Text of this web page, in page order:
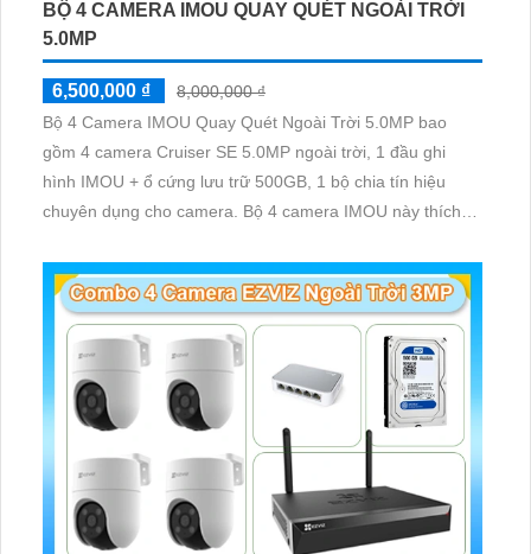
BỘ 4 CAMERA IMOU QUAY QUÉT NGOÀI TRỜI
5.0MP
6,500,000 ₫
8,000,000 ₫
Bộ 4 Camera IMOU Quay Quét Ngoài Trời 5.0MP bao
gồm 4 camera Cruiser SE 5.0MP ngoài trời, 1 đầu ghi
hình IMOU + ổ cứng lưu trữ 500GB, 1 bộ chia tín hiệu
chuyên dụng cho camera. Bộ 4 camera IMOU này thích
cần giám sát ngoài trời